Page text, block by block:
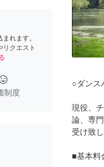
れます。
クエスト
制度
○ダンス
現役、
論、専
受け致
■基本料